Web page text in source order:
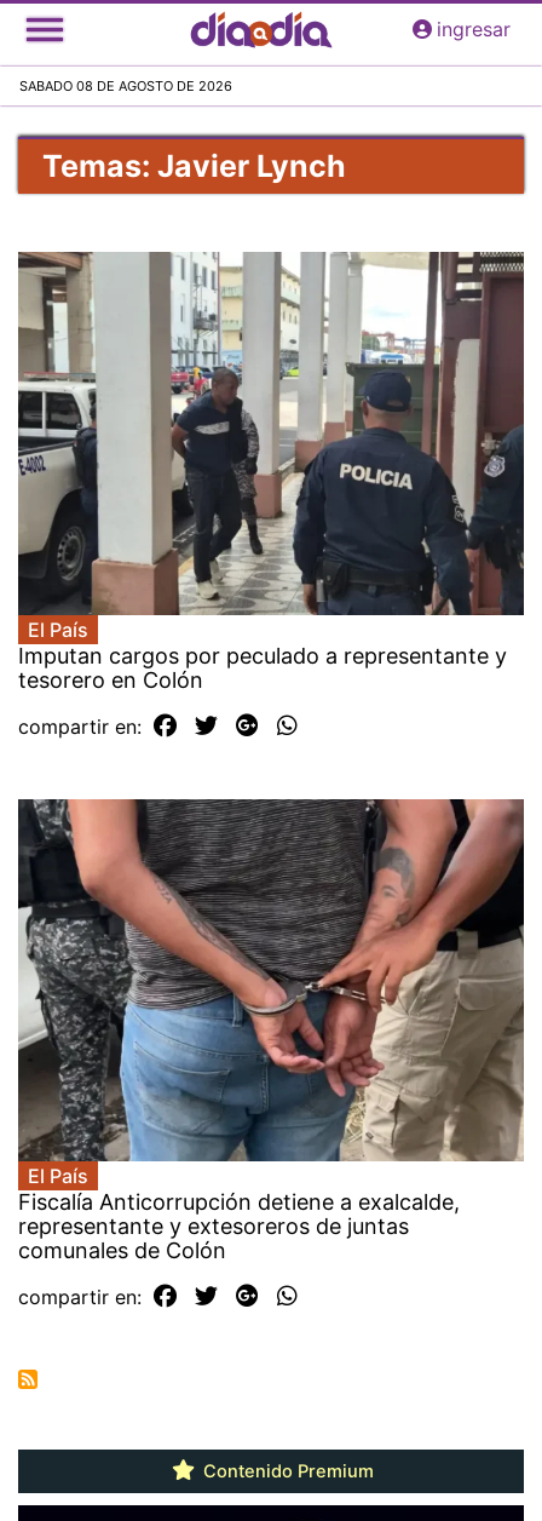
Pasar
al
principal
ingresar
SABADO 08 DE AGOSTO DE 2026
Temas: Javier Lynch
El País
Imputan cargos por peculado a representante y
tesorero en Colón
compartir en:
El País
Fiscalía Anticorrupción detiene a exalcalde,
representante y extesoreros de juntas
comunales de Colón
compartir en:
Contenido Premium